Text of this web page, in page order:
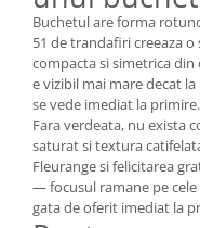
Buchetul are forma
51 de trandafiri creeaza
compacta si simetrica
e vizibil mai mare decat
se vede imediat la primire.
Fara verdeata, nu exista
saturat si textura
Fleurange si felicitarea
— focusul ramane pe cele
gata de oferit imediat la